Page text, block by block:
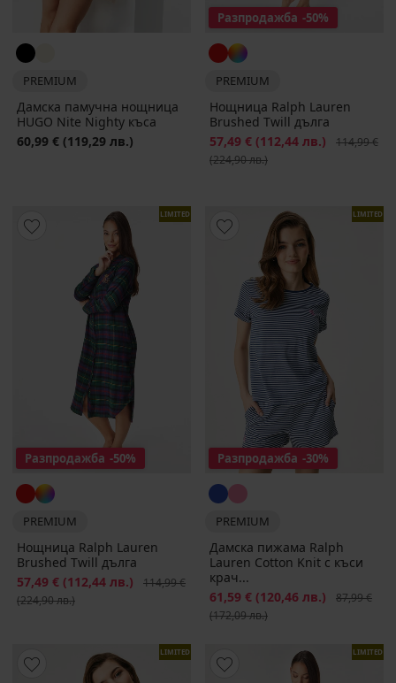
PREMIUM
Дамска памучна нощница
HUGO Nite Nighty къса
60,99 € (119,29 лв.)
Разпродажба -50%
PREMIUM
Нощница Ralph Lauren
Brushed Twill дълга
Намаление
57,49 € (112,44 лв.)
114,99 €
(224,90 лв.)
LIMITED
Разпродажба -50%
PREMIUM
Нощница Ralph Lauren
Brushed Twill дълга
Намаление
57,49 € (112,44 лв.) Първоначална цена
114,99 €
(224,90 лв.)
LIMITED
Разпродажба -30%
PREMIUM
Дамска пижама Ralph
Lauren Cotton Knit с къси
крач...
Намаление
61,59 € (120,46 лв.)
87,99 €
(172,09 лв.)
LIMITED LIMITED